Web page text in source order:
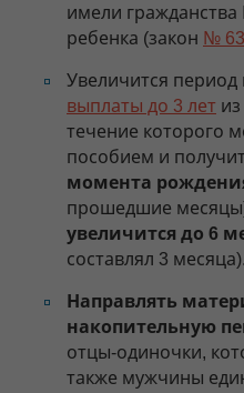
имели
ребенка (закон №
Увеличится период
выплаты до 3 лет
течение которого
пособием и
момента
прошедшие
увеличится до 6
составлял 3 месяца).
Направлять
накопительную
отцы-одиночки,
также мужчины